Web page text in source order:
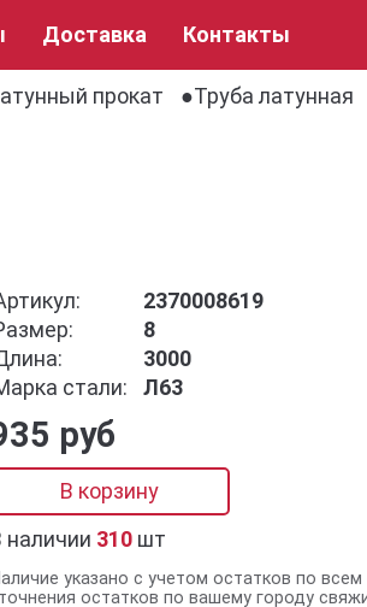
Доставка Контакты
прокат Труба латунная
2370008619
8
3000
стали:
Л63
руб
В корзину
наличии 310 шт
указано с учетом остатков по
остатков по вашему городу